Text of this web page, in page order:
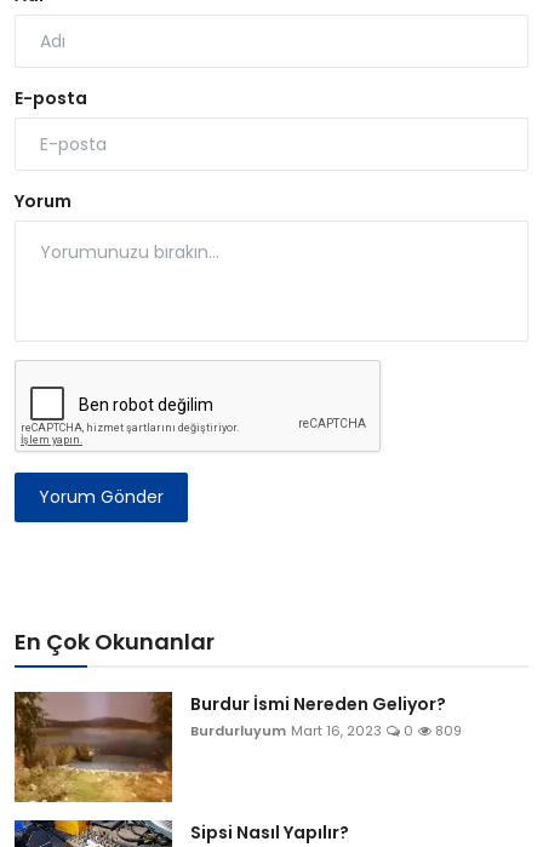
E-posta
Yorum
Yorum Gönder
En Çok Okunanlar
Burdur İsmi Nereden Geliyor?
Burdurluyum Mart 16, 2023 0 809
Sipsi Nasıl Yapılır?